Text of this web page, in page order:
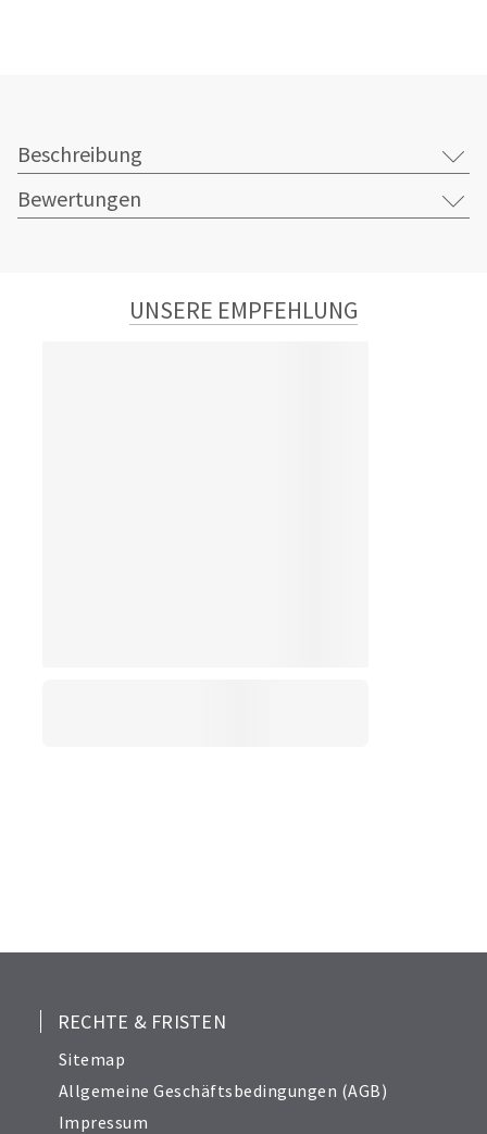
Beschreibung
Bewertungen
UNSERE EMPFEHLUNG
RECHTE & FRISTEN
Sitemap
Allgemeine Geschäftsbedingungen (AGB)
Impressum